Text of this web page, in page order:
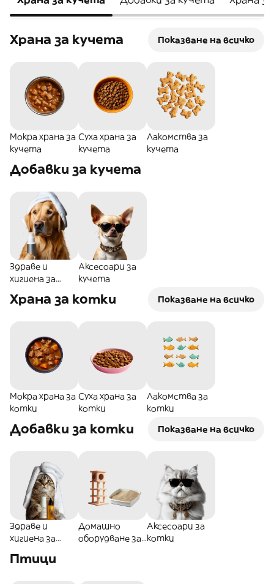
Храна за кучета Показване на всичко
Мокра храна за
кучета
Суха храна за
кучета
Лакомства за
кучета
Добавки за кучета
Здраве и
хигиена за
Аксесоари за
кучета
Храна за котки Показване на всичко
Мокра храна за
котки
Суха храна за
котки
Лакомства за
котки
Добавки за котки Показване на всичко
Здраве и
хигиена за
Домашно
оборудване за
Аксесоари за
котки
Птици